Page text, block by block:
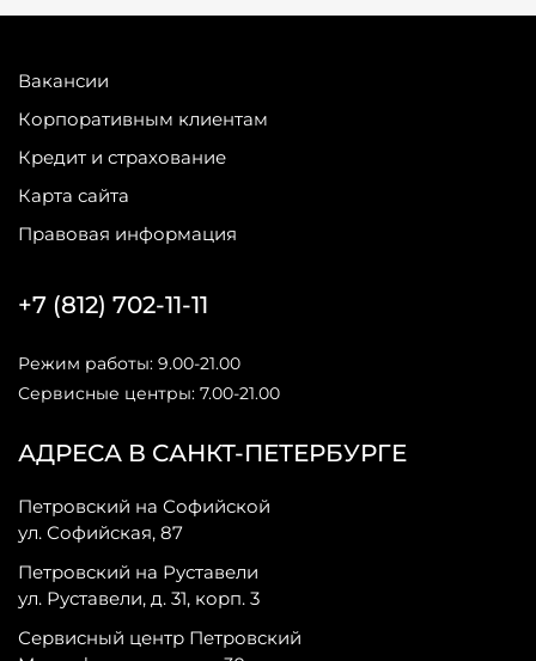
Вакансии
Корпоративным клиентам
Кредит и страхование
Карта сайта
Правовая информация
АДРЕСА В САНКТ-ПЕТЕРБУРГЕ
Петровский на Софийской
ул. Софийская, 87
Петровский на Руставели
ул. Руставели, д. 31, корп. 3
Сервисный центр Петровский
+7 (812) 702-11-11
Режим работы: 9.00-21.00
Сервисные центры: 7.00-21.00